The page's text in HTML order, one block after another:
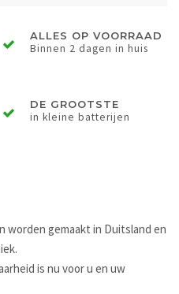
ALLES OP VOORRAAD
Binnen 2 dagen in huis
DE GROOTSTE
in kleine batterijen
gemaakt in Duitsland en
is nu voor u en uw